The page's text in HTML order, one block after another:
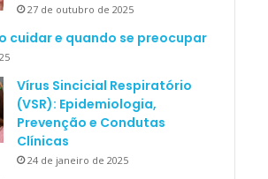
27 de outubro de 2025
cuidar e quando se preocupar
Vírus Sincicial Respiratório
(VSR): Epidemiologia,
Prevenção e Condutas
Clínicas
24 de janeiro de 2025